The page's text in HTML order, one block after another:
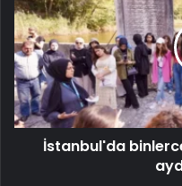
İstanbul'da